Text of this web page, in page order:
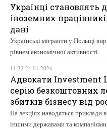
Українці становлять
іноземних
дані
Українські мігранти у Польщі
рівнем економічної активності
11:32 24.01.2026
Адвокати Investment
серію безкоштовних
збитків бізнесу від
На лекціях наводяться
іншими державами та компаніями